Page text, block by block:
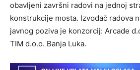
obavljeni završni radovi na jednoj
konstrukcije mosta. Izvođač radova
javnog poziva je konzorcij: Arcade
TIM d.o.o. Banja Luka.